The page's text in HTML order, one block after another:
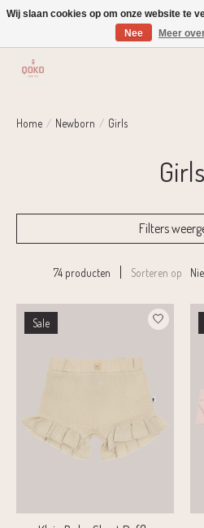
Verzending 1-2 dagen | Gratis verzending vanaf € 75,-
Home / Newborn / Girls
Girls
Filters
74 producten Sorteren op
Sale
Wij slaan cookies op om onze website te
Nee
Meer